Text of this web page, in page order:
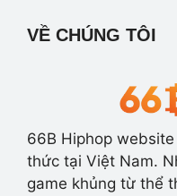
VỀ CHÚNG TÔI
66B Hiphop
thức tại Việt Nam.
game khủng từ thể